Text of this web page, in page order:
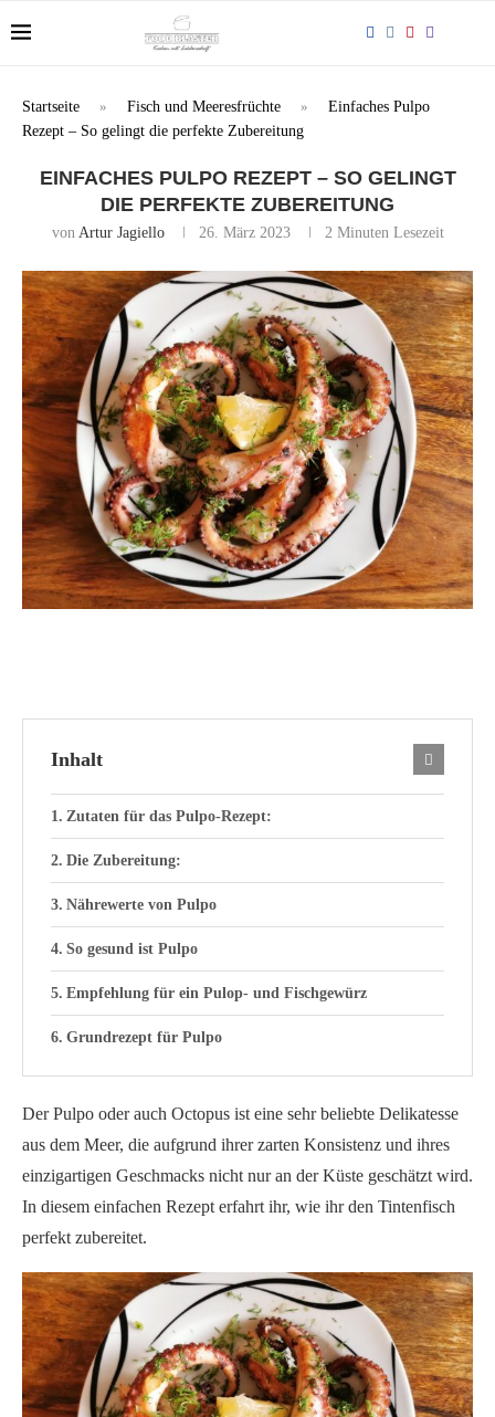
Startseite » Fisch und Meeresfrüchte »
Einfaches Pulpo
Rezept – So gelingt die perfekte Zubereitung
EINFACHES PULPO REZEPT – SO GELINGT
DIE PERFEKTE ZUBEREITUNG
von Artur Jagiello 26. März 2023 2 Minuten Lesezeit
Inhalt
Zutaten für das Pulpo-Rezept:
Die Zubereitung:
Nährewerte von Pulpo
So gesund ist Pulpo
Empfehlung für ein Pulop- und Fischgewürz
Grundrezept für Pulpo
Der Pulpo oder auch Octopus ist eine sehr beliebte Delikatesse
aus dem Meer, die aufgrund ihrer zarten Konsistenz und ihres
einzigartigen Geschmacks nicht nur an der Küste geschätzt wird.
In diesem einfachen Rezept erfahrt ihr, wie ihr den Tintenfisch
perfekt zubereitet.